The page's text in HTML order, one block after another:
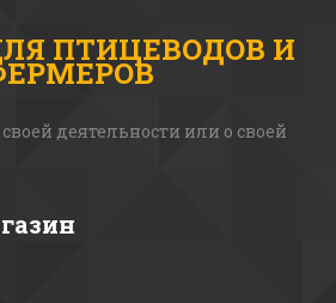
ПТИЦЕВОДОВ И
деятельности или о своей